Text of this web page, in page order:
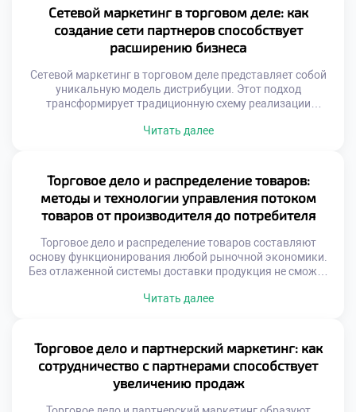
отражать потребности целевой аудитории. Рынок диктует
свои правила формирования матрицы. Статичный подход
губителен для […]
Сетевой маркетинг в торговом деле: как
создание сети партнеров способствует
расширению бизнеса
Сетевой маркетинг в торговом деле представляет собой
уникальную модель дистрибуции. Этот подход
трансформирует традиционную схему реализации
партнеры. Бизнес расширяется за счет человеческих
Такая система снижает затраты на продвижение товаров.
Каждый участник становится амбассадором бренда.
Эффективность зависит от качества взаимоотношений.
[…]
Читать далее
Торговое дело и распределение товаров:
методы и технологии управления потоком
товаров от производителя до потребителя
Торговое дело и распределение товаров составляют
основу функционирования любой рыночной экономики.
Без отлаженной системы доставки продукция не сможет
Грамотная организация потоков обеспечивает
вспомогательной функции в стратегический инструмент
бизнеса. Скорость оборачиваемости запасов напрямую
влияет на финансовую устойчивость коммерческой […]
Читать далее
Торговое дело и партнерский маркетинг: как
сотрудничество с партнерами способствует
увеличению продаж